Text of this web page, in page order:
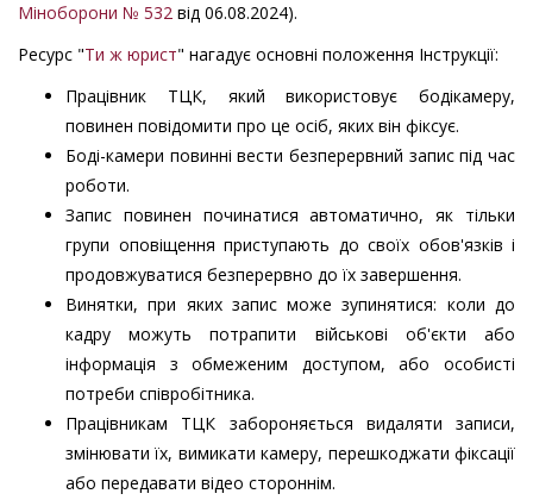
Міноборони № 532 від 06.08.2024).
Ресурс "Ти ж юрист" нагадує основні положення Інструкції:
Працівник ТЦК, який використовує бодікамеру,
повинен повідомити про це осіб, яких він фіксує.
Боді-камери повинні вести безперервний запис під час
роботи.
Запис повинен починатися автоматично, як тільки
групи оповіщення приступають до своїх обов'язків і
продовжуватися безперервно до їх завершення.
Винятки, при яких запис може зупинятися: коли до
кадру можуть потрапити військові об'єкти або
інформація з обмеженим доступом, або особисті
потреби співробітника.
Працівникам ТЦК забороняється видаляти записи,
змінювати їх, вимикати камеру, перешкоджати фіксації
або передавати відео стороннім.